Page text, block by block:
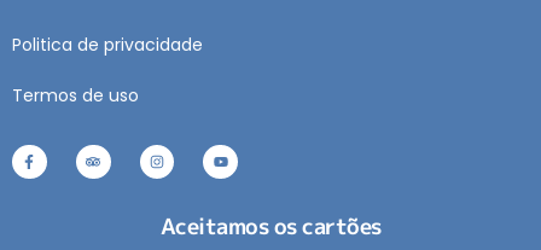
Politica de privacidade
Termos de uso
Aceitamos os cartões